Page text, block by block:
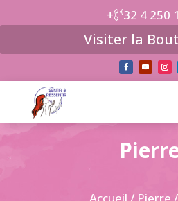
+ 32 4 250
Visiter la